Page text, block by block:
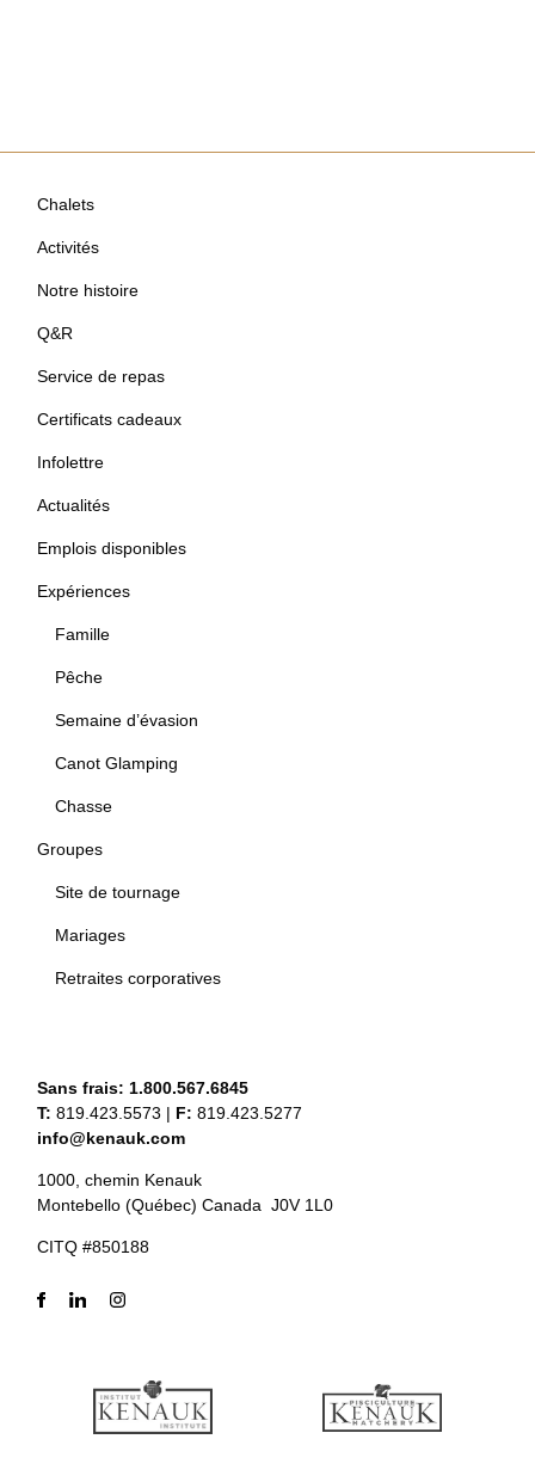
Chalets
Activités
Notre histoire
Q&R
Service de repas
Certificats cadeaux
Infolettre
Actualités
Emplois disponibles
Expériences
Famille
Pêche
Semaine d’évasion
Canot Glamping
Chasse
Groupes
Site de tournage
Mariages
Retraites corporatives
Sans frais: 1.800.567.6845
T: 819.423.5573 | F: 819.423.5277
info@kenauk.com
1000, chemin Kenauk
Montebello (Québec) Canada J0V 1L0
CITQ #850188